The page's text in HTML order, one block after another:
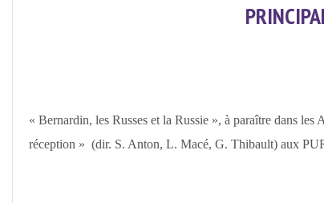
« Bernardin, les Russes et la Russie », à paraître dans les
réception » (dir. S. Anton, L. Macé, G. Thibault) aux